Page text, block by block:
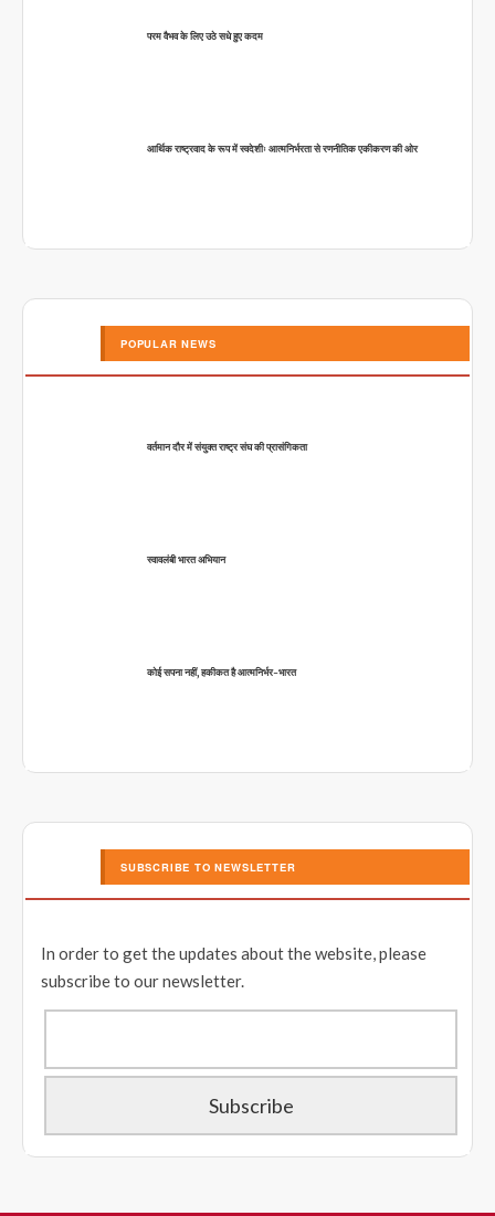
परम वैभव के लिए उठे सधे हुए कदम
आर्थिक राष्ट्रवाद के रूप में स्वदेशीः आत्मनिर्भरता से रणनीतिक एकीकरण की ओर
POPULAR NEWS
वर्तमान दौर में संयुक्त राष्ट्र संघ की प्रासंगिकता
स्वावलंबी भारत अभियान
कोई सपना नहीं, हकीकत है आत्मनिर्भर-भारत
SUBSCRIBE TO NEWSLETTER
In order to get the updates about the website, please
subscribe to our newsletter.